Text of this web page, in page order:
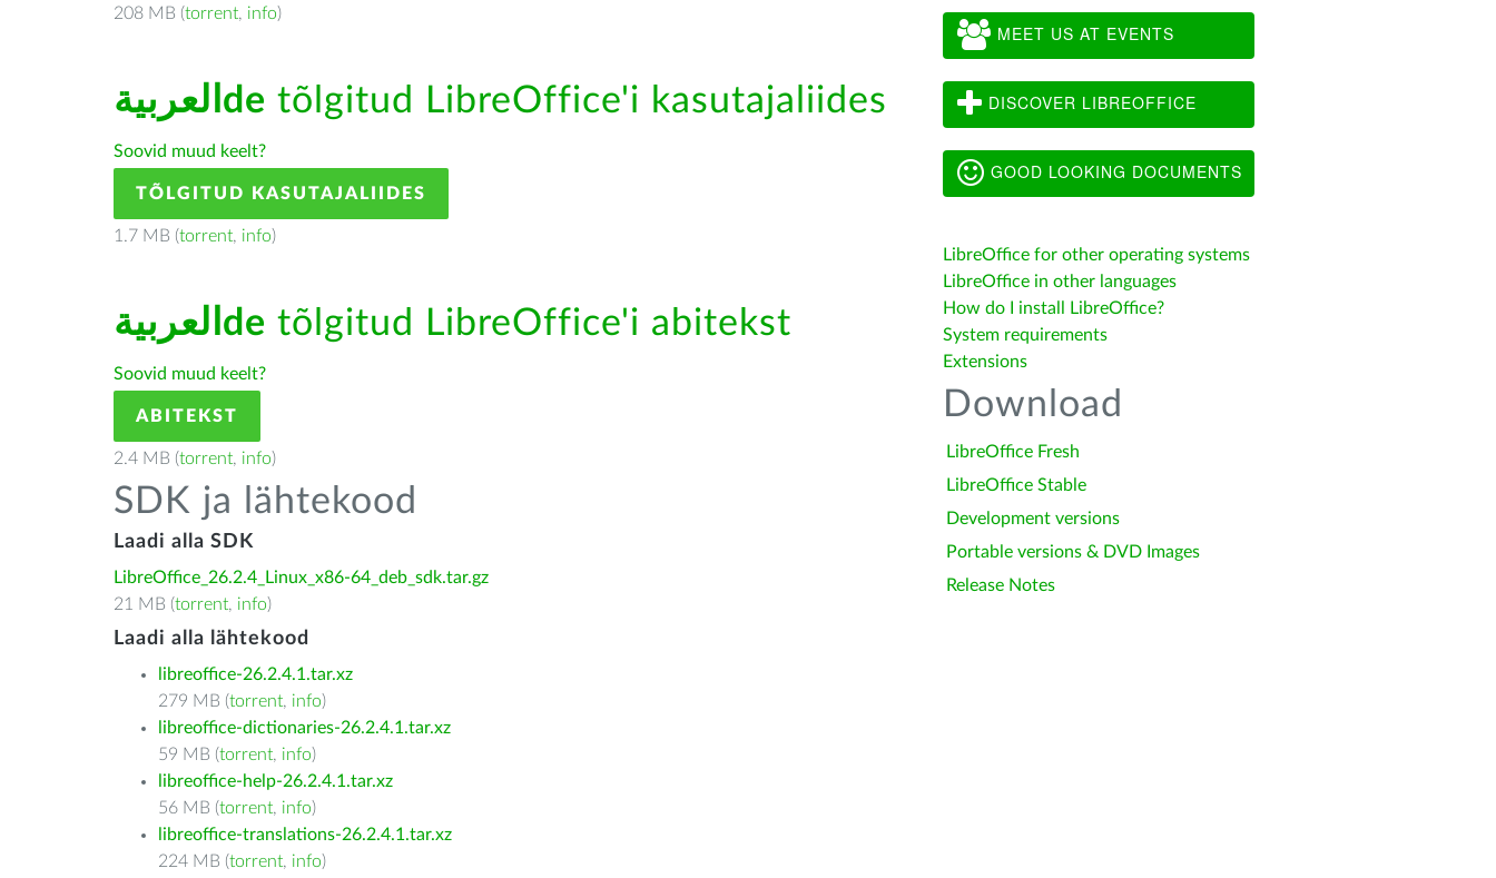
208 MB (torrent, info)
العربيةde tõlgitud LibreOffice'i kasutajaliides
Soovid muud keelt?
TÕLGITUD KASUTAJALIIDES
1.7 MB (torrent, info)
العربيةde tõlgitud LibreOffice'i abitekst
Soovid muud keelt?
ABITEKST
2.4 MB (torrent, info)
SDK ja lähtekood
Laadi alla SDK
LibreOffice_26.2.4_Linux_x86-64_deb_sdk.tar.gz
21 MB (torrent, info)
Laadi alla lähtekood
libreoffice-26.2.4.1.tar.xz
279 MB (torrent, info)
libreoffice-dictionaries-26.2.4.1.tar.xz
59 MB (torrent, info)
libreoffice-help-26.2.4.1.tar.xz
56 MB (torrent, info)
libreoffice-translations-26.2.4.1.tar.xz
224 MB (torrent, info)
MEET US AT EVENTS
DISCOVER LIBREOFFICE
GOOD LOOKING DOCUMENTS
LibreOffice for other operating systems
LibreOffice in other languages
How do I install LibreOffice?
System requirements
Extensions
Download
LibreOffice Fresh
LibreOffice Stable
Development versions
Portable versions & DVD Images
Release Notes